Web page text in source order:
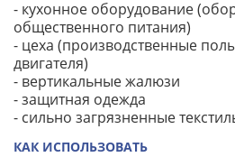
- кухонное оборудование
общественного питания)
- цеха (производственные
двигателя)
- вертикальные жалюзи
- защитная одежда
- сильно загрязненные
КАК ИСПОЛЬЗОВАТЬ